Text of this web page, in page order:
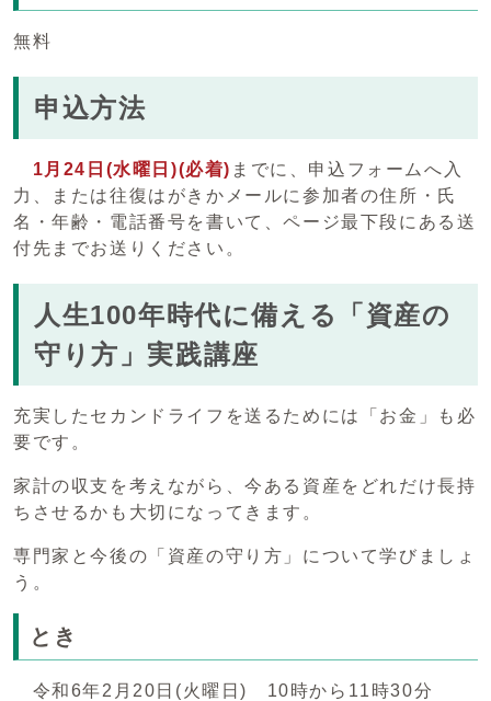
無料
申込方法
1月24日(水曜日)(必着) までに、申込フォームへ入
力、または往復はがきかメールに参加者の住所・氏
名・年齢・電話番号を書いて、ページ最下段にある送
付先までお送りください。
人生100年時代に備える「資産の
守り方」実践講座
充実したセカンドライフを送るためには「お金」も必
要です。
家計の収支を考えながら、今ある資産をどれだけ長持
ちさせるかも大切になってきます。
専門家と今後の「資産の守り方」について学びましょ
う。
とき
令和6年2月20日(火曜日) 10時から11時30分